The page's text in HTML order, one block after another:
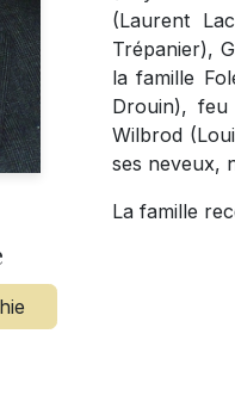
(Laurent
Trépanier),
la famille
Drouin), feu
Wilbrod
ses neveux,
La famille